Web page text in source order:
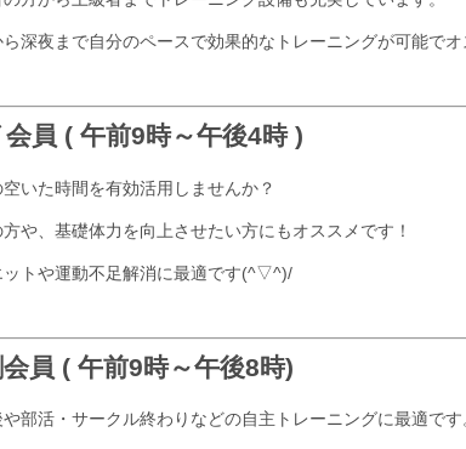
深夜まで自分のペースで効果的なトレーニングが可能でオ
員 ( 午前9時～午後4時 )
いた時間を有効活用しませんか？
や、基礎体力を向上させたい方にもオススメです！
ットや運動不足解消に最適です(^▽^)/
員 ( 午前9時～午後8時)
部活・サークル終わりなどの自主トレーニングに最適です